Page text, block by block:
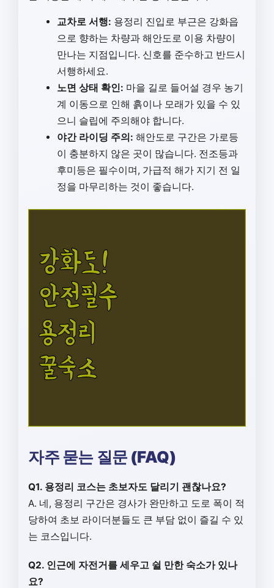
교차로 서행: 용정리 진입로 부근은 강화읍
으로 향하는 차량과 해안도로 이용 차량이
만나는 지점입니다. 신호를 준수하고 반드시
서행하세요.
노면 상태 확인: 마을 길로 들어설 경우 농기
계 이동으로 인해 흙이나 모래가 있을 수 있
으니 슬립에 주의해야 합니다.
야간 라이딩 주의: 해안도로 구간은 가로등
이 충분하지 않은 곳이 많습니다. 전조등과
후미등은 필수이며, 가급적 해가 지기 전 일
정을 마무리하는 것이 좋습니다.
자주 묻는 질문 (FAQ)
Q1. 용정리 코스는 초보자도 달리기 괜찮나요?
A. 네, 용정리 구간은 경사가 완만하고 도로 폭이 적
당하여 초보 라이더분들도 큰 부담 없이 즐길 수 있
는 코스입니다.
Q2. 인근에 자전거를 세우고 쉴 만한 숙소가 있나
요?